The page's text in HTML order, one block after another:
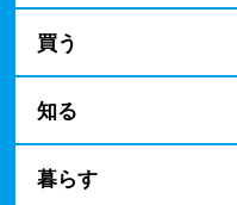
買う
知る
暮らす